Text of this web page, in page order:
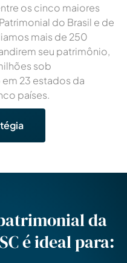
os cinco maiores
do Brasil e de
mais de 250
seu patrimônio,
sob
23 estados da
países.
da
é ideal para: